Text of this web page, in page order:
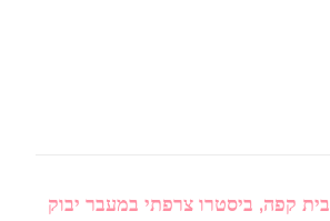
קארם Careme בית קפה, ביסטרו צרפתי במעבר יבוק